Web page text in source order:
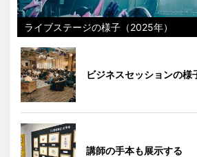
ライブステージの様子（2025年）
ビジネスセッションの様
講師の手本も展示する